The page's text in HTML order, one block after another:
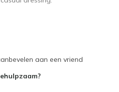
aan een vriend